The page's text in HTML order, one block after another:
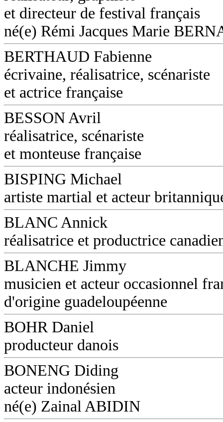
et directeur de festival français
né(e) Rémi Jacques Marie
BERTHAUD Fabienne
écrivaine, réalisatrice, scénariste
et actrice française
BESSON Avril
réalisatrice, scénariste
et monteuse française
BISPING Michael
artiste martial et acteur
BLANC Annick
réalisatrice et productrice
BLANCHE Jimmy
musicien et acteur occasionnel
d'origine guadeloupéenne
BOHR Daniel
producteur danois
BONENG Diding
acteur indonésien
né(e) Zainal ABIDIN